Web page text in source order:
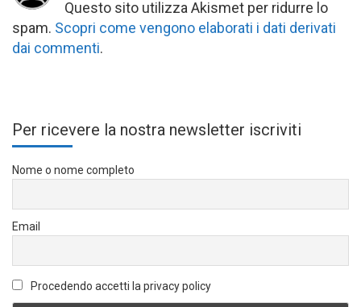
Questo sito utilizza Akismet per ridurre lo
spam. Scopri come vengono elaborati i dati derivati
dai commenti.
Per ricevere la nostra newsletter iscriviti
Nome o nome completo
Email
Procedendo accetti la privacy policy